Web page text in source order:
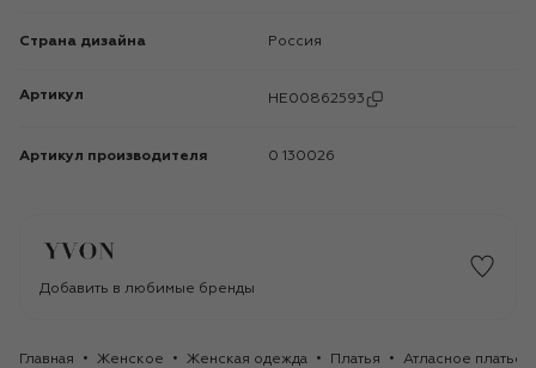
Страна дизайна Россия
Артикул HE00862593
Артикул производителя 0 130026
Добавить в любимые бренды
Главная Женское Женская одежда Платья Атласное платье